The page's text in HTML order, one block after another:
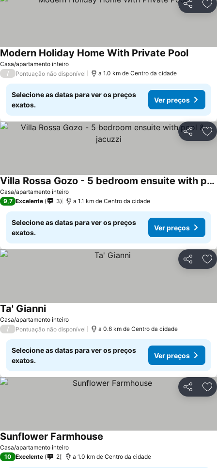
Partilhar
Casa/apartamento inteiro
Modern Holiday Home With Private Pool
/ Pontuação não disponível a 1.0 km de Centro da cidade
Selecione as datas para ver os preços
exatos.
Ver preços
Partilhar
Casa/apartamento inteiro
Villa Rossa Gozo - 5 bedroom ensuite with pool & jacuzzi
9,7 Excelente 3 a 1.1 km de Centro da cidade
Selecione as datas para ver os preços
exatos.
Ver preços
Partilhar
Casa/apartamento inteiro
Ta' Gianni
/ Pontuação não disponível a 0.6 km de Centro da cidade
Selecione as datas para ver os preços
exatos.
Ver preços
Partilhar
Casa/apartamento inteiro
Sunflower Farmhouse
10 Excelente 2 a 1.0 km de Centro da cidade